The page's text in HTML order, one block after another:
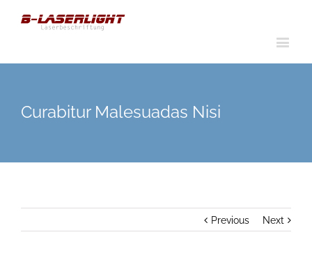
Curabitur Malesuadas Nisi
Previous Next